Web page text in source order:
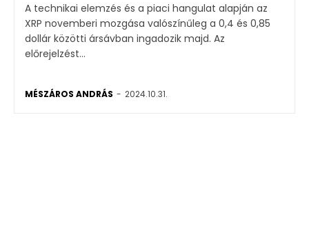
A technikai elemzés és a piaci hangulat alapján az
XRP novemberi mozgása valószínűleg a 0,4 és 0,85
dollár közötti ársávban ingadozik majd. Az
előrejelzést...
MÉSZÁROS ANDRÁS - 2024.10.31.